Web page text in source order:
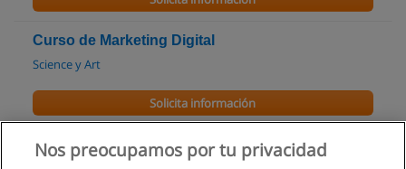
Curso de Marketing Digital
Science y Art
Solicita información
Curso de Community Management
Nos preocupamos por tu privacidad